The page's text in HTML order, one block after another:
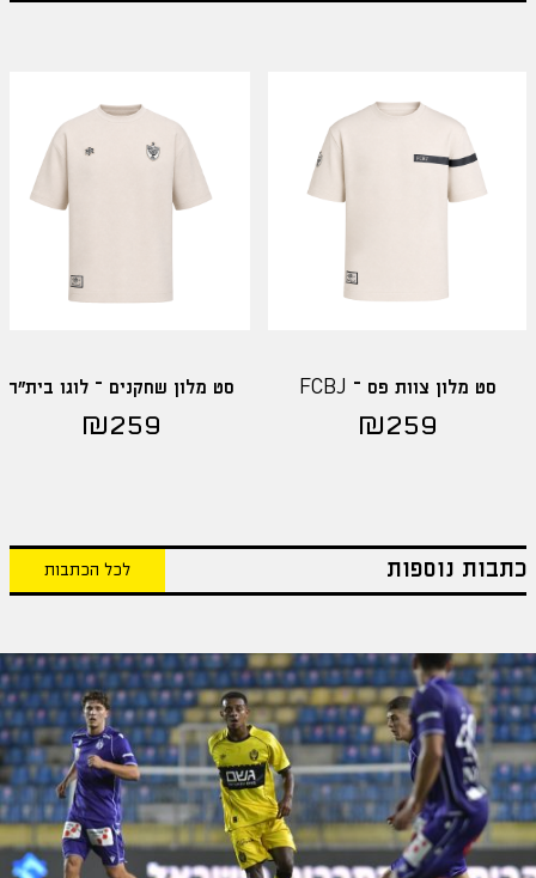
סט מלון צוות פס – FCBJ
₪259
סט מלון שחקנים – לוגו בית"ר
₪259
כתבות נוספות לכל הכתבות